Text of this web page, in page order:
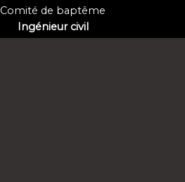
Comité de baptême
Ingénieur civil